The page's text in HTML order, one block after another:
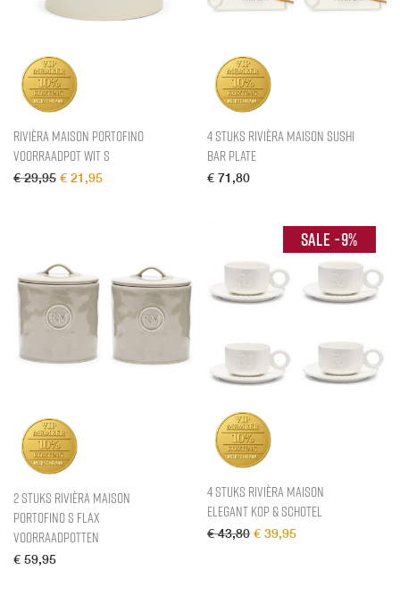
Rivièra Maison Portofino
Voorraadpot Wit S
€29,95 Oorspronkelijke prijs was: € 29,95.
€ 21,95Huidige prijs is: € 21,95.
4 stuks Rivièra Maison Sushi
Bar Plate
€ 71,80
2 stuks Rivièra Maison
Portofino S Flax
Voorraadpotten
€ 59,95
-9%
4 stuks Rivièra Maison
Elegant Kop & schotel
€43,80 Oorspronkelijke prijs
€ 39,95Huidige prijs is: €